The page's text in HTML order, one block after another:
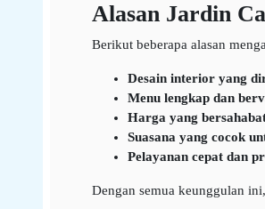
Alasan Jardin
Berikut beberapa alasan
Desain interior yang
Menu lengkap dan
Harga yang
Suasana yang cocok
Pelayanan cepat dan
Dengan semua keunggulan